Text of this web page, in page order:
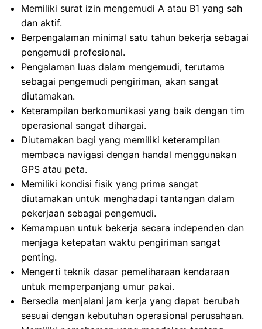
Memiliki surat izin mengemudi A atau B1 yang sah
dan aktif.
Berpengalaman minimal satu tahun bekerja sebagai
pengemudi profesional.
Pengalaman luas dalam mengemudi, terutama
sebagai pengemudi pengiriman, akan sangat
diutamakan.
Keterampilan berkomunikasi yang baik dengan tim
operasional sangat dihargai.
Diutamakan bagi yang memiliki keterampilan
membaca navigasi dengan handal menggunakan
GPS atau peta.
Memiliki kondisi fisik yang prima sangat
diutamakan untuk menghadapi tantangan dalam
pekerjaan sebagai pengemudi.
Kemampuan untuk bekerja secara independen dan
menjaga ketepatan waktu pengiriman sangat
penting.
Mengerti teknik dasar pemeliharaan kendaraan
untuk memperpanjang umur pakai.
Bersedia menjalani jam kerja yang dapat berubah
sesuai dengan kebutuhan operasional perusahaan.